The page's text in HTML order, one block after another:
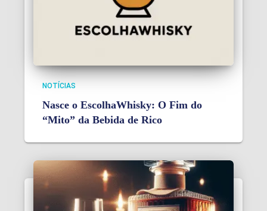
NOTÍCIAS
Nasce o EscolhaWhisky: O Fim do
“Mito” da Bebida de Rico